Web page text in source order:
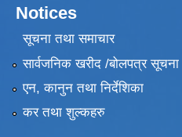
Notices
सूचना तथा समाचार
सार्वजनिक खरीद /बोलपत्र सूचना
एन, कानुन तथा निर्देशिका
कर तथा शुल्कहरु